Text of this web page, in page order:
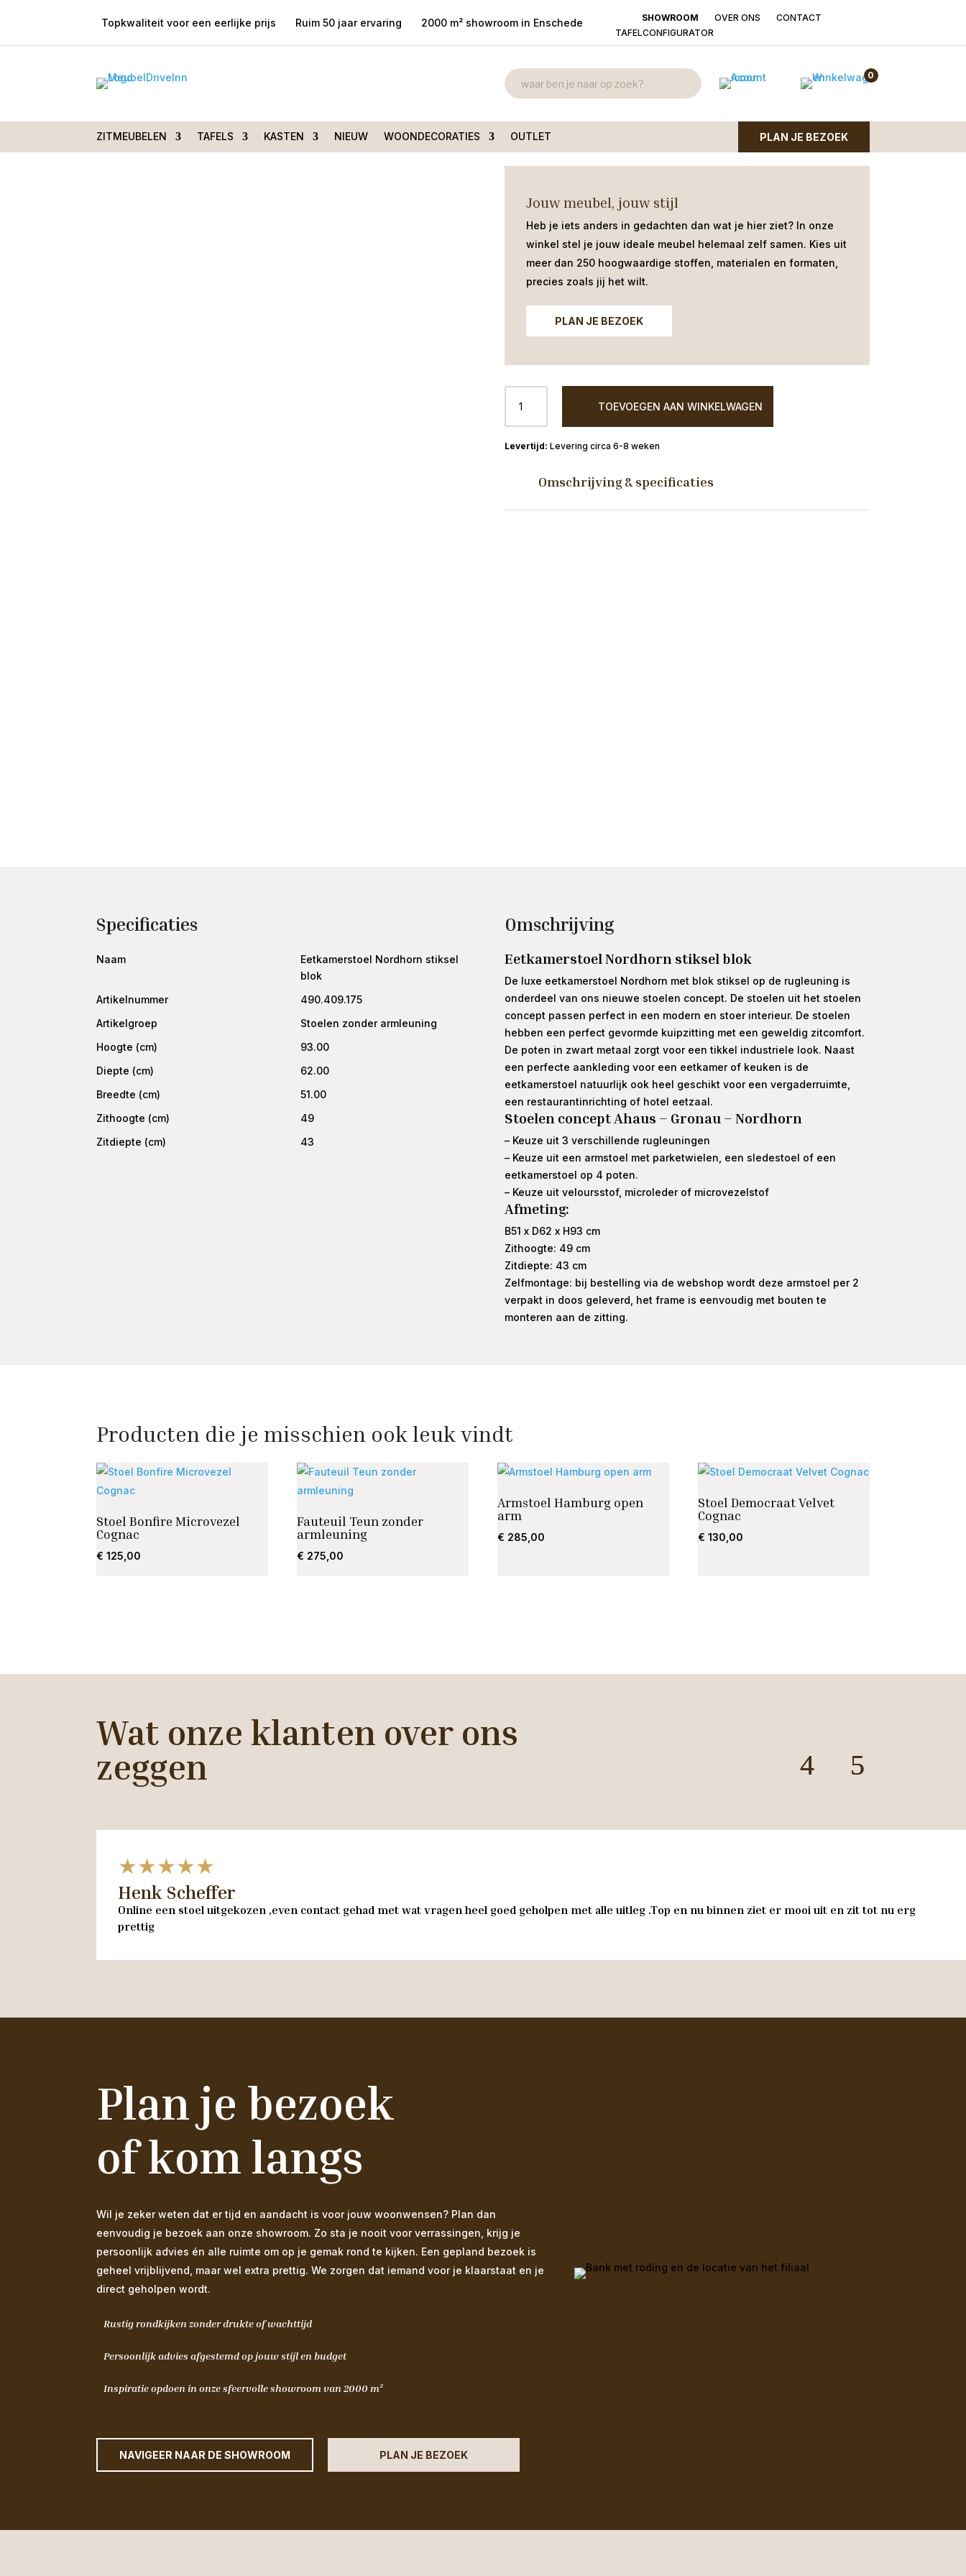
Topkwaliteit voor een eerlijke prijs Ruim 50 jaar ervaring 2000 m² showroom in Enschede SHOWROOM OVER ONS
CONTACT
TAFELCONFIGURATOR
0
ZITMEUBELEN TAFELS KASTEN NIEUW WOONDECORATIES OUTLET PLAN JE BEZOEK
Eetkamerstoel Nordhorn stiksel blok
blok
€179,00
Jouw meubel, jouw stijl
Heb je iets anders in gedachten dan wat je hier ziet? In onze
winkel stel je jouw ideale meubel helemaal zelf samen. Kies uit
meer dan 250 hoogwaardige stoffen, materialen en formaten,
precies zoals jij het wilt.
PLAN JE BEZOEK
Nordhorn
stiksel
blok
TOEVOEGEN AAN WINKELWAGEN
Levering circa 6-8 weken
Omschrijving & specificaties
Specificaties
Naam
Eetkamerstoel Nordhorn stiksel
blok
Artikelnummer
490.409.175
Artikelgroep
Stoelen zonder armleuning
Hoogte (cm)
93.00
Diepte (cm)
62.00
Breedte (cm)
51.00
Zithoogte (cm)
49
Zitdiepte (cm)
43
Omschrijving
Eetkamerstoel Nordhorn stiksel blok
De luxe eetkamerstoel Nordhorn met blok stiksel op de rugleuning is
onderdeel van ons nieuwe stoelen concept. De stoelen uit het stoelen
concept passen perfect in een modern en stoer interieur. De stoelen
hebben een perfect gevormde kuipzitting met een geweldig zitcomfort.
De poten in zwart metaal zorgt voor een tikkel industriele look. Naast
een perfecte aankleding voor een eetkamer of keuken is de
eetkamerstoel natuurlijk ook heel geschikt voor een vergaderruimte,
een restaurantinrichting of hotel eetzaal.
Stoelen concept Ahaus – Gronau – Nordhorn
– Keuze uit 3 verschillende rugleuningen
– Keuze uit een armstoel met parketwielen, een sledestoel of een
eetkamerstoel op 4 poten.
– Keuze uit veloursstof, microleder of microvezelstof
Afmeting:
B51 x D62 x H93 cm
Zithoogte: 49 cm
Zitdiepte: 43 cm
Zelfmontage: bij bestelling via de webshop wordt deze armstoel per 2
verpakt in doos geleverd, het frame is eenvoudig met bouten te
monteren aan de zitting.
Producten die je misschien ook leuk vindt
Stoel Bonfire Microvezel
Cognac
€ 125,00
Fauteuil Teun zonder
armleuning
€ 275,00
Armstoel Hamburg open
arm
€ 285,00
Stoel Democraat Velvet
Cognac
€ 130,00
Wat onze klanten over ons
zeggen
★★★★★
Henk Scheffer
Online een stoel uitgekozen ,even contact gehad met wat vragen heel goed geholpen met alle uitleg .Top en nu binnen ziet er mooi uit en zit tot nu erg
prettig
Plan je bezoek
of kom langs
Wil je zeker weten dat er tijd en aandacht is voor jouw woonwensen? Plan dan
eenvoudig je bezoek aan onze showroom. Zo sta je nooit voor verrassingen, krijg je
persoonlijk advies én alle ruimte om op je gemak rond te kijken. Een gepland bezoek is
geheel vrijblijvend, maar wel extra prettig. We zorgen dat iemand voor je klaarstaat en je
direct geholpen wordt.
Rustig rondkijken zonder drukte of wachttijd
Persoonlijk advies afgestemd op jouw stijl en budget
Inspiratie opdoen in onze sfeervolle showroom van 2000 m²
NAVIGEER NAAR DE SHOWROOM PLAN JE BEZOEK